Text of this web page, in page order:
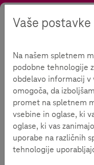
Medijska
Medijska staza
12. godine i cilj joj je
Vaše
Na našem spletnem
podobne tehnologije
obdelavo informacij v
omogoča, da
promet na spletnem
vsebine in oglase, ki
oglase, ki vas
uporabe na različnih
tehnologije